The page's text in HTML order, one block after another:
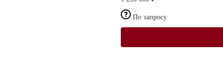
По запросу